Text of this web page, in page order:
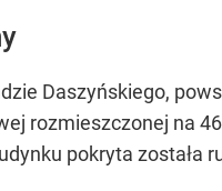
Daszyńskiego,
rozmieszczonej na
pokryta